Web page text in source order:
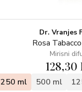
Dr. Vranjes
Rosa
Mirisni
128,30
250 ml 500 ml